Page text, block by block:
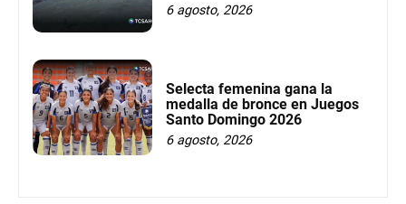
6 agosto, 2026
Selecta femenina gana la
medalla de bronce en Juegos
Santo Domingo 2026
6 agosto, 2026